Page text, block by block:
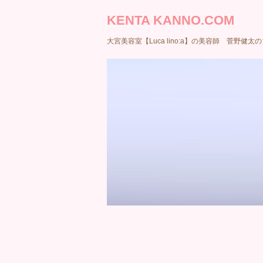
KENTA KANNO.COM
大宮美容室【Luca lino:a】の美容師 菅野健太の